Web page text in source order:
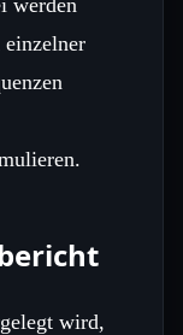
einzelner
wird,